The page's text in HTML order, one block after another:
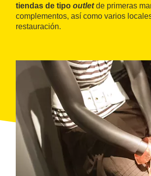
tiendas de tipo outletde primeras
complementos, así como varios
restauración.